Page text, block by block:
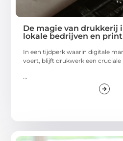
De magie van drukkerij
lokale bedrijven en
In een tijdperk waarin digitale
voert, blijft drukwerk een cruciale